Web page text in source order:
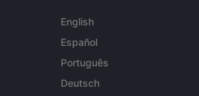
English
Español
Português
Deutsch